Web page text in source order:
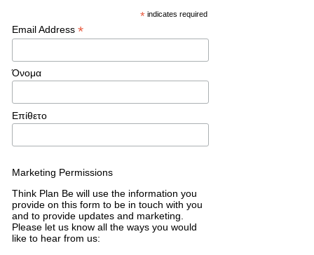
* indicates required
Email Address *
Όνομα
Επίθετο
Marketing Permissions
Think Plan Be will use the information you
provide on this form to be in touch with you
and to provide updates and marketing.
Please let us know all the ways you would
like to hear from us: